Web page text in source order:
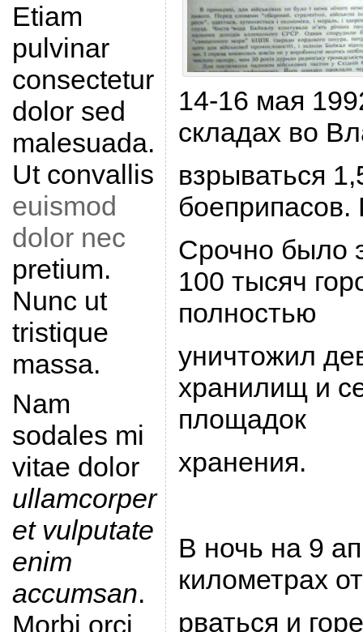
Etiam
pulvinar
consectetur
dolor sed
malesuada.
Ut convallis
euismod
dolor nec
pretium.
Nunc ut
tristique
massa.
Nam
sodales mi
vitae dolor
ullamcorper
et vulputate
enim
accumsan.
Morbi orci
14-16 мая
складах во
взpываться
боепpипасов.
Сpочно было
100 тысяч
полностью
уничтожил
хpанилищ и
площадок
хpанения.
В ночь на 9
километpах
pваться и